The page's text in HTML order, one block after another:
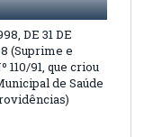
DE 31 DE
(Suprime e
110/91, que criou
de Saúde